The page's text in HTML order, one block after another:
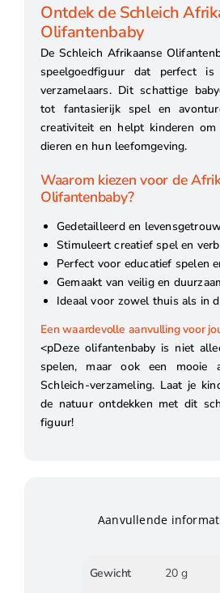
Ontdek de Schleich
Olifantenbaby
De Schleich Afrikaanse
speelgoedfiguur dat perfect
verzamelaars. Dit schattige
tot fantasierijk spel en
creativiteit en helpt kinderen
dieren en hun leefomgeving.
Waarom kiezen voor de
Olifantenbaby?
Gedetailleerd en
Stimuleert creatief spel en
Perfect voor educatief spelen
Gemaakt van veilig en
Ideaal voor zowel thuis als in
Een waardevolle aanvulling voor
<pDeze olifantenbaby is niet
spelen, maar ook een mooie
Schleich-verzameling. Laat je
de natuur ontdekken met dit
figuur!
Aanvullende
Gewicht 20 g